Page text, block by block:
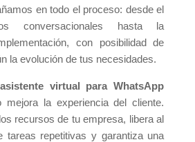
en todo el proceso: desde el
conversacionales hasta la
con posibilidad de
la evolución de tus necesidades.
asistente virtual para WhatsApp
la experiencia del cliente.
recursos de tu empresa, libera al
tareas repetitivas y garantiza una